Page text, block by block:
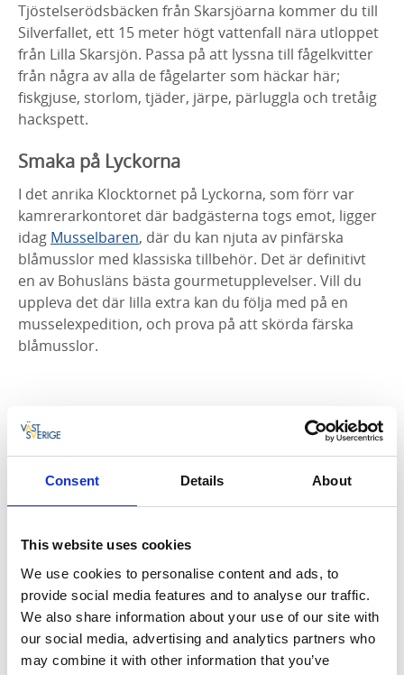
Consent Details About
This website uses cookies
We use cookies to personalise content and ads, to
provide social media features and to analyse our traffic.
We also share information about your use of our site with
our social media, advertising and analytics partners who
may combine it with other information that you’ve
Tjöstelserödsbäcken från Skarsjöarna kommer du till
Silverfallet, ett 15 meter högt vattenfall nära utloppet
från Lilla Skarsjön. Passa på att lyssna till fågelkvitter
från några av alla de fågelarter som häckar här;
fiskgjuse, storlom, tjäder, järpe, pärluggla och tretåig
hackspett.
Smaka på Lyckorna
I det anrika Klocktornet på Lyckorna, som förr var
kamrerarkontoret där badgästerna togs emot, ligger
idag Musselbaren, där du kan njuta av pinfärska
blåmusslor med klassiska tillbehör. Det är definitivt
en av Bohusläns bästa gourmetupplevelser. Vill du
uppleva det där lilla extra kan du följa med på en
musselexpedition, och prova på att skörda färska
blåmusslor.
Lite längre söderut, i en sagolikt vacker
sommarbostad från förra sekelskiftet, liggerVilla
Sjötorp– ett hotell som också har en välrenommerad
restaurang. Här möts du av ikonisk snickarglädje,